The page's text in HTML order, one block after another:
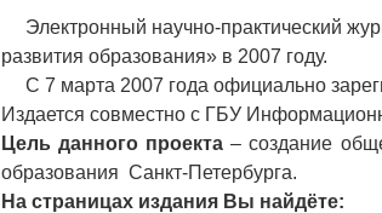
Электронный научно-практический
развития образования» в 2007 году.
С 7 марта 2007 года официально
Издается совместно с ГБУ
Цель данного проекта – создание
образования Санкт-Петербурга.
На страницах издания Вы найдёте: